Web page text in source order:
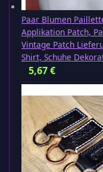
Paar Blumen
Applikation Patch,
Vintage Patch
Shirt, Schuhe
5,67€